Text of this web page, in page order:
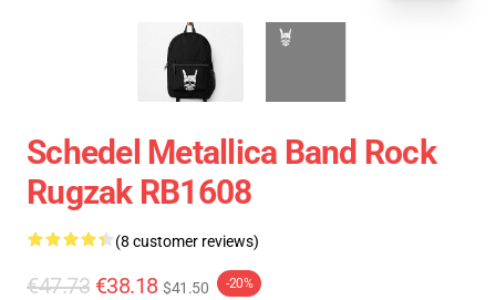
Schedel Metallica Band Rock
Rugzak RB1608
(8 customer reviews)
€47.73 €38.18 $41.50 -20%